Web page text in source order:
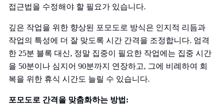
접근법을 수정해야 할 필요가 있습니다.
깊은 작업을 위한 향상된 포모도로 방식은 인지적 리듬과
작업의 특성에 더 잘 맞도록 시간 간격을 조정합니다. 엄격
한 25분 블록 대신, 정말 집중이 필요한 작업에는 집중 시간
을 50분이나 심지어 90분까지 연장하고, 그에 비례하여 회
복을 위한 휴식 시간도 늘릴 수 있습니다.
포모도로 간격을 맞춤화하는 방법: